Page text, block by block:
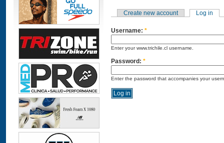
Create new account Log in
Username: *
Enter your www.trichile.cl username.
Password: *
Enter the password that accompanies your